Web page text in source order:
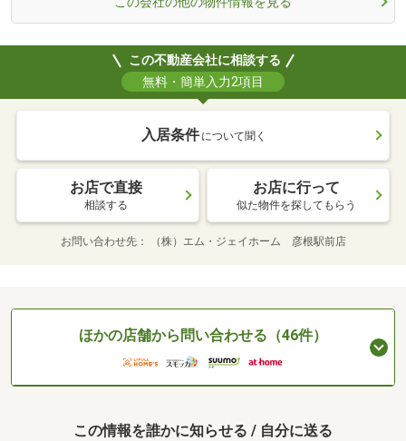
この不動産会社に相談する
無料・簡単入力2項目
入居条件 について聞く
お店で直接
相談する
お店に行って
似た物件を探してもらう
お問い合わせ先 （株）エム・ジェイホーム 彦根駅前店
ほかの店舗から問い合わせる（46件）
この情報を誰かに知らせる / 自分に送る